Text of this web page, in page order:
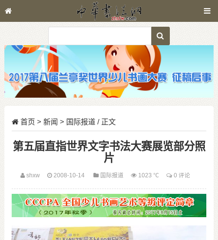
首页 > 新闻 > 国际报道/ 正文
第五届直指世界文字书法大赛展览部分照
片
shxw 2008-10-14 国际报道 1023 ℃ 0 评论